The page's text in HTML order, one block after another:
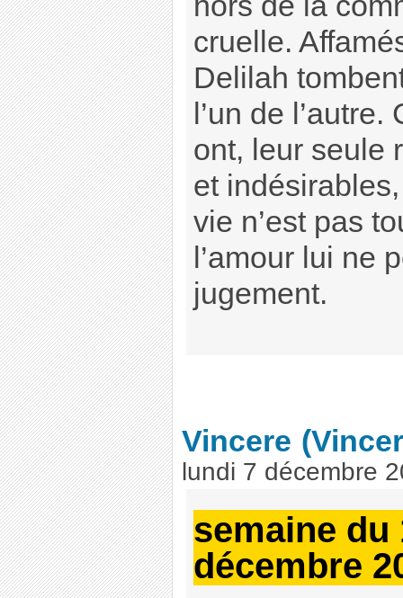
cruelle.
Delilah
l’un de l’autre.
ont, leur seule
et
vie n’est pas
l’amour lui ne
jugement.
Vincere
lundi 7 décembre
semaine du
décembre